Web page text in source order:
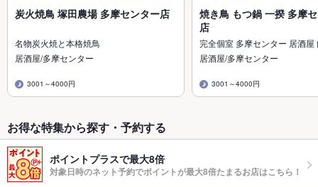
炭火焼鳥 塚田農場 多摩センター店
名物炭火焼と本格焼鳥
居酒屋/多摩センター
3001～4000円
焼き鳥 もつ鍋 一揆 多摩
店
完全個室 多摩センター 居酒
居酒屋/多摩センター
3001～4000円
お得な特集から探す・予約する
ポイントプラスで最大8倍
対象日時のネット予約でポイントが最大8倍たまるお店はこちら！